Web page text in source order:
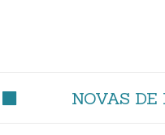
NOVAS DE